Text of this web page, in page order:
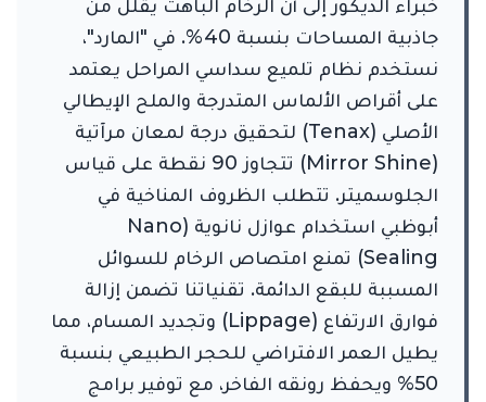
خبراء الديكور إلى أن الرخام الباهت يقلل من
جاذبية المساحات بنسبة 40%. في "المارد"،
نستخدم نظام تلميع سداسي المراحل يعتمد
على أقراص الألماس المتدرجة والملح الإيطالي
الأصلي (Tenax) لتحقيق درجة لمعان مرآتية
(Mirror Shine) تتجاوز 90 نقطة على قياس
الجلوسميتر. تتطلب الظروف المناخية في
أبوظبي استخدام عوازل نانوية (Nano
Sealing) تمنع امتصاص الرخام للسوائل
المسببة للبقع الدائمة. تقنياتنا تضمن إزالة
فوارق الارتفاع (Lippage) وتجديد المسام، مما
يطيل العمر الافتراضي للحجر الطبيعي بنسبة
50% ويحفظ رونقه الفاخر، مع توفير برامج